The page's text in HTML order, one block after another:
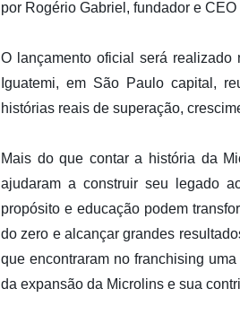
por Rogério Gabriel, fundador e
O lançamento oficial será
Iguatemi, em São Paulo capital,
histórias reais de superação,
Mais do que contar a história da
ajudaram a construir seu legado
propósito e educação podem
do zero e alcançar grandes
que encontraram no franchising
da expansão da Microlins e sua